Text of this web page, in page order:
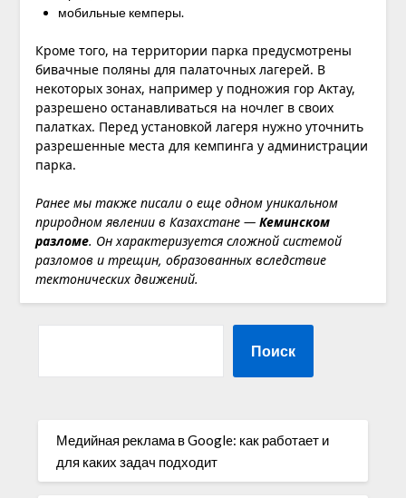
мобильные кемперы.
Кроме того, на территории парка предусмотрены
бивачные поляны для палаточных лагерей. В
некоторых зонах, например у подножия гор Актау,
разрешено останавливаться на ночлег в своих
палатках. Перед установкой лагеря нужно уточнить
разрешенные места для кемпинга у администрации
парка.
Ранее мы также писали о еще одном уникальном
природном явлении в Казахстане — Кеминском
разломе. Он характеризуется сложной системой
разломов и трещин, образованных вследствие
тектонических движений.
Поиск
Медийная реклама в Google: как работает и
для каких задач подходит